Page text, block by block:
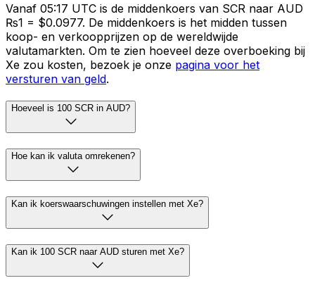
Vanaf 05:17 UTC is de middenkoers van SCR naar AUD
₨1 = $0.0977. De middenkoers is het midden tussen
koop- en verkoopprijzen op de wereldwijde
valutamarkten. Om te zien hoeveel deze overboeking bij
Xe zou kosten, bezoek je onze pagina voor het
versturen van geld.
Hoeveel is 100 SCR in AUD?
Hoe kan ik valuta omrekenen?
Kan ik koerswaarschuwingen instellen met Xe?
Kan ik 100 SCR naar AUD sturen met Xe?